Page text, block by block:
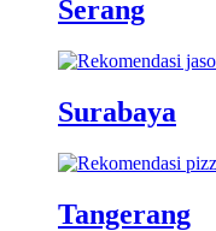
Serang
Surabaya
Tangerang